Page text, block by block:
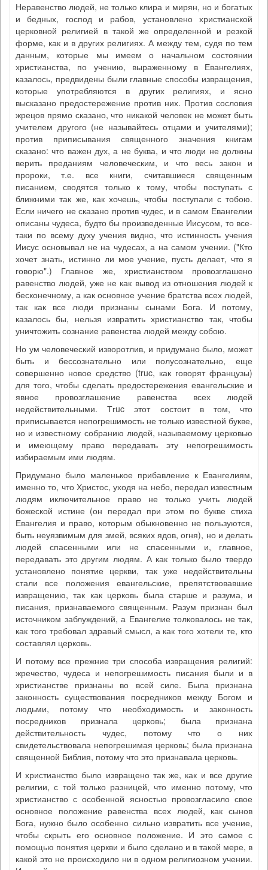
Неравенство людей, не только клира и мирян, но и богатых
и бедных, господ и рабов, установлено христианской
церковной религией в такой же определенной и резкой
форме, как и в других религиях. А между тем, судя по тем
данным, которые мы имеем о начальном состоянии
христианства, по учению, выраженному в Евангелиях,
казалось, предвидены были главные способы извращения,
которые употребляются в других религиях, и ясно
высказано предостережение против них. Против сословия
жрецов прямо сказано, что никакой человек не может быть
учителем другого (не называйтесь отцами и учителями);
против приписывания священного значения книгам
сказано: что важен дух, а не буква, и что люди не должны
верить преданиям человеческим, и что весь закон и
пророки, т.е. все книги, считавшиеся священным
писанием, сводятся только к тому, чтобы поступать с
ближними так же, как хочешь, чтобы поступали с тобою.
Если ничего не сказано против чудес, и в самом Евангелии
описаны чудеса, будто бы произведенные Иисусом, то все-
таки по всему духу учения видно, что истинность учения
Иисус основывал не на чудесах, а на самом учении. ("Кто
хочет знать, истинно ли мое учение, пусть делает, что я
говорю".) Главное же, христианством провозглашено
равенство людей, уже не как вывод из отношения людей к
бесконечному, а как основное учение братства всех людей,
так как все люди признаны сынами Бога. И потому,
казалось бы, нельзя извратить христианство так, чтобы
уничтожить сознание равенства людей между собою.
Но ум человеческий изворотлив, и придумано было, может
быть и бессознательно или полусознательно, еще
совершенно новое средство (truc, как говорят французы)
для того, чтобы сделать предостережения евангельские и
явное провозглашение равенства всех людей
недействительными. Тгuc этот состоит в том, что
приписывается непогрешимость не только известной букве,
но и известному собранию людей, называемому церковью
и имеющему право передавать эту непогрешимость
избираемым ими людям.
Придумано было маленькое прибавление к Евангелиям,
именно то, что Христос, уходя на небо, передал известным
людям иключительное право не только учить людей
божеской истине (он передал при этом по букве стиха
Евангелия и право, которым обыкновенно не пользуются,
быть неуязвимым для змей, всяких ядов, огня), но и делать
людей спасенными или не спасенными и, главное,
передавать это другим людям. А как только было твердо
установлено понятие церкви, так уже недействительны
стали все положения евангельские, препятствовавшие
извращению, так как церковь была старше и разума, и
писания, признаваемого священным. Разум признан был
источником заблуждений, а Евангелие толковалось не так,
как того требовал здравый смысл, а как того хотели те, кто
составлял церковь.
И потому все прежние три способа извращения религий:
жречество, чудеса и непогрешимость писания были и в
христианстве признаны во всей силе. Была признана
законность существования посредников между Богом и
людьми, потому что необходимость и законность
посредников признала церковь; была признана
действительность чудес, потому что о них
свидетельствовала непогрешимая церковь; была признана
священной Библия, потому что это признавала церковь.
И христианство было извращено так же, как и все другие
религии, с той только разницей, что именно потому, что
христианство с особенной ясностью провозгласило свое
основное положение равенства всех людей, как сынов
Бога, нужно было особенно сильно извратить все учение,
чтобы скрыть его основное положение. И это самое с
помощью понятия церкви и было сделано и в такой мере, в
какой это не происходило ни в одном религиозном учении.